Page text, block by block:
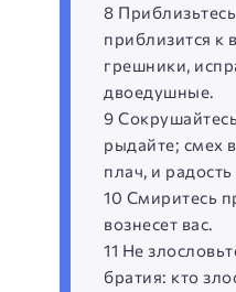
8
приблизится к
грешники,
двоедушные.
9
рыдайте; смех
плач, и
10 Смиритесь
вознесет вас.
11 Не
братия: кто